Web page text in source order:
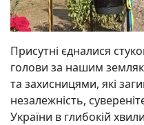
Присутні єдналися
голови за нашим
та захисницями, які
незалежність,
України в глибокій